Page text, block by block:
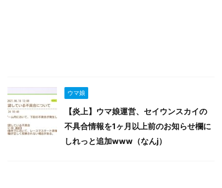
ウマ娘
【炎上】ウマ娘運営、セイウンスカイの
不具合情報を1ヶ月以上前のお知らせ欄に
しれっと追加www（なんj）